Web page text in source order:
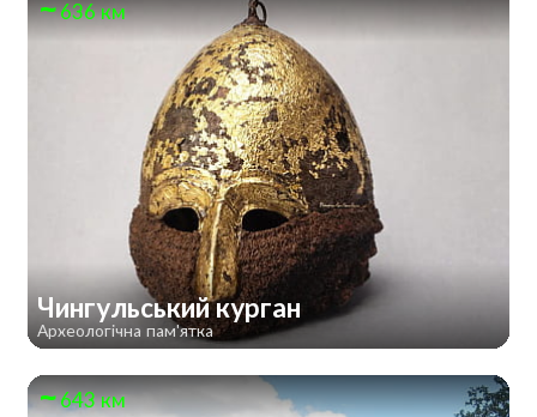
636 км
Чингульський курган
Археологічна пам'ятка
643 км